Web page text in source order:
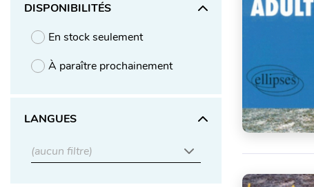
DISPONIBILITÉS
En stock seulement
À paraître prochainement
LANGUES
(aucun filtre)